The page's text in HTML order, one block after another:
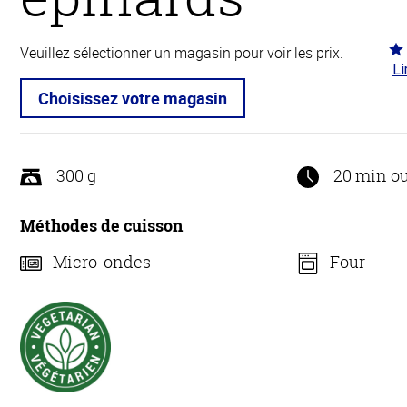
Veuillez sélectionner un magasin pour voir les prix.
Choisissez votre magasin
300 g 20 min
Méthodes de cuisson
Micro-ondes
Four